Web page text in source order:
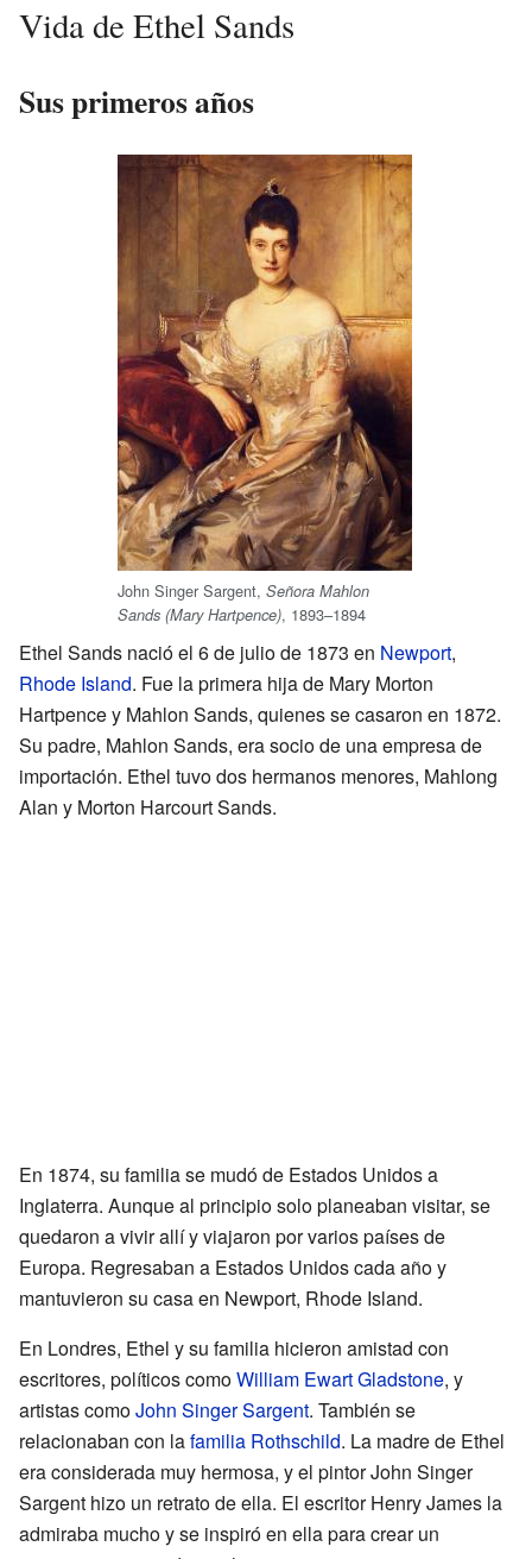
Vida de Ethel Sands
Sus primeros años
John Singer Sargent, Señora Mahlon
Sands (Mary Hartpence), 1893–1894
Ethel Sands nació el 6 de julio de 1873 en Newport,
Rhode Island. Fue la primera hija de Mary Morton
Hartpence y Mahlon Sands, quienes se casaron en 1872.
Su padre, Mahlon Sands, era socio de una empresa de
importación. Ethel tuvo dos hermanos menores, Mahlong
Alan y Morton Harcourt Sands.
En 1874, su familia se mudó de Estados Unidos a
Inglaterra. Aunque al principio solo planeaban visitar, se
quedaron a vivir allí y viajaron por varios países de
Europa. Regresaban a Estados Unidos cada año y
mantuvieron su casa en Newport, Rhode Island.
En Londres, Ethel y su familia hicieron amistad con
escritores, políticos comoWilliam Ewart Gladstone, y
artistas comoJohn Singer Sargent. También se
relacionaban con lafamilia Rothschild. La madre de Ethel
era considerada muy hermosa, y el pintor John Singer
Sargent hizo un retrato de ella. El escritor Henry James la
admiraba mucho y se inspiró en ella para crear un